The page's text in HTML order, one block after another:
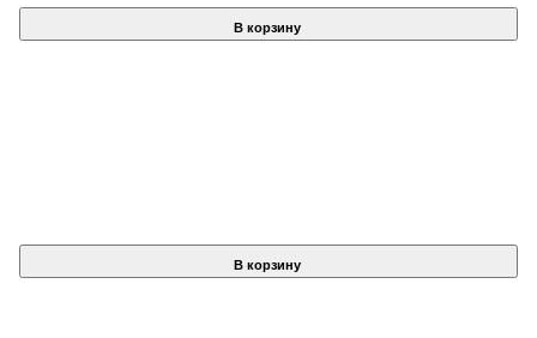
В корзину
В корзину